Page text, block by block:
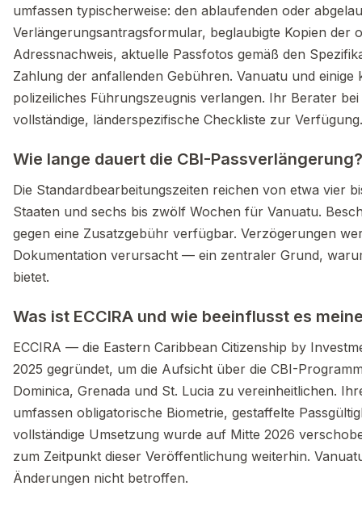
umfassen typischerweise: den ablaufenden oder
Verlängerungsantragsformular, beglaubigte Kopien der
Adressnachweis, aktuelle Passfotos gemäß den
Zahlung der anfallenden Gebühren. Vanuatu und
polizeiliches Führungszeugnis verlangen. Ihr Berater
vollständige, länderspezifische Checkliste zur Verfügung.
Wie lange dauert die CBI-Passverlängerung?
Die Standardbearbeitungszeiten reichen von etwa vier
Staaten und sechs bis zwölf Wochen für Vanuatu.
gegen eine Zusatzgebühr verfügbar. Verzögerungen
Dokumentation verursacht — ein zentraler Grund,
bietet.
Was ist ECCIRA und wie beeinflusst es
ECCIRA — die Eastern Caribbean Citizenship by
2025 gegründet, um die Aufsicht über die CBI-
Dominica, Grenada und St. Lucia zu vereinheitlichen.
umfassen obligatorische Biometrie, gestaffelte
vollständige Umsetzung wurde auf Mitte 2026
zum Zeitpunkt dieser Veröffentlichung weiterhin.
Änderungen nicht betroffen.